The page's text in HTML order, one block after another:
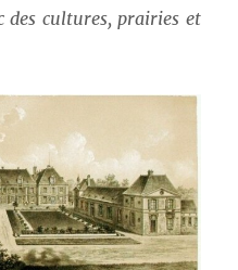
des cultures, prairies et